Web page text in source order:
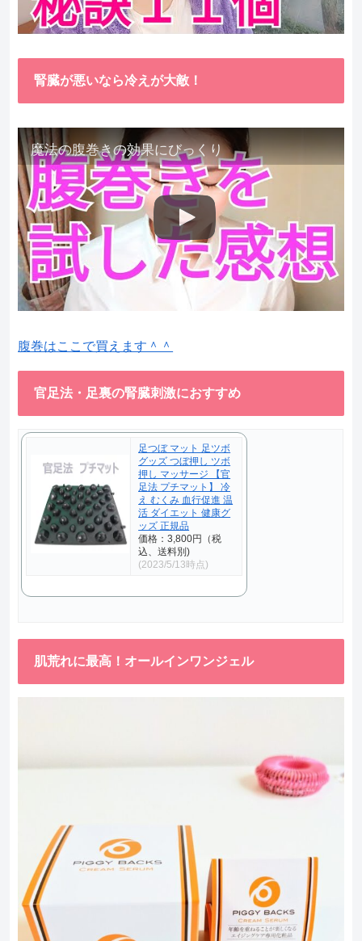
腎臓が悪いなら冷えが大敵！
魔法の腹巻きの効果にびっくり
腹巻はここで買えます＾＾
官足法・足裏の腎臓刺激におすすめ
足つぼ マット 足ツボ
グッズ つぼ押し ツボ
押し マッサージ 【官
足法 プチマット】 冷
え むくみ 血行促進 温
活 ダイエット 健康グ
ッズ 正規品
価格：3,800円（税
込、送料別)
(2023/5/13時点)
肌荒れに最高！オールインワンジェル